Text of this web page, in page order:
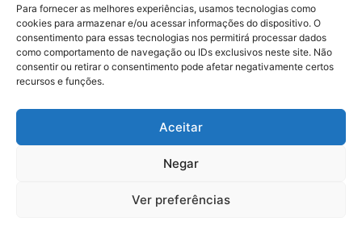
Para fornecer as melhores experiências, usamos tecnologias como
cookies para armazenar e/ou acessar informações do dispositivo. O
consentimento para essas tecnologias nos permitirá processar dados
como comportamento de navegação ou IDs exclusivos neste site. Não
consentir ou retirar o consentimento pode afetar negativamente certos
recursos e funções.
Aceitar
Negar
Ver preferências
E-mail: alagoasbrasilnoticias@gmail.com
Telefone: (82) 9 9691-0391 (Whatsapp)
Responsável Técnico: Crysthyan Carlos
Rua do Sau - Centro - Anadia - AL - CEP:
© 2022 - 2026 Alagoas Brasil Notícias. Todos os
direitos reservados.
fiveagência